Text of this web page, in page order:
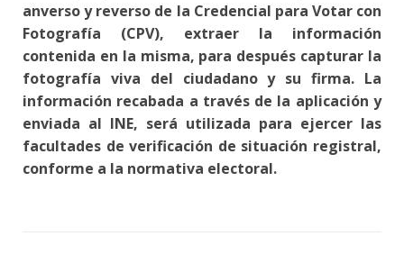
anverso y reverso de la Credencial para Votar con
Fotografía (CPV), extraer la información
contenida en la misma, para después capturar la
fotografía viva del ciudadano y su firma. La
información recabada a través de la aplicación y
enviada al INE, será utilizada para ejercer las
facultades de verificación de situación registral,
conforme a la normativa electoral.